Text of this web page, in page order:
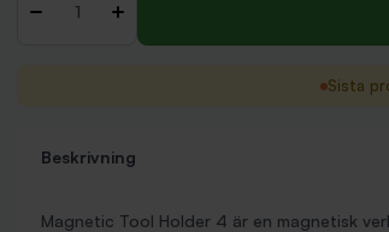
- +
Sista
Beskrivning
Magnetic Tool Holder 4 är en magnetisk